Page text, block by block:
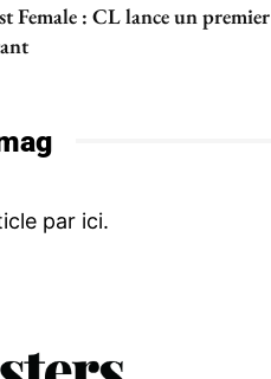
Female : CL lance un premier